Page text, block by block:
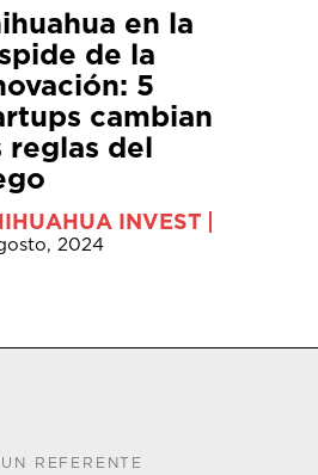
en la
de la
5
cambian
reglas del
INVEST
2024
REFERENTE